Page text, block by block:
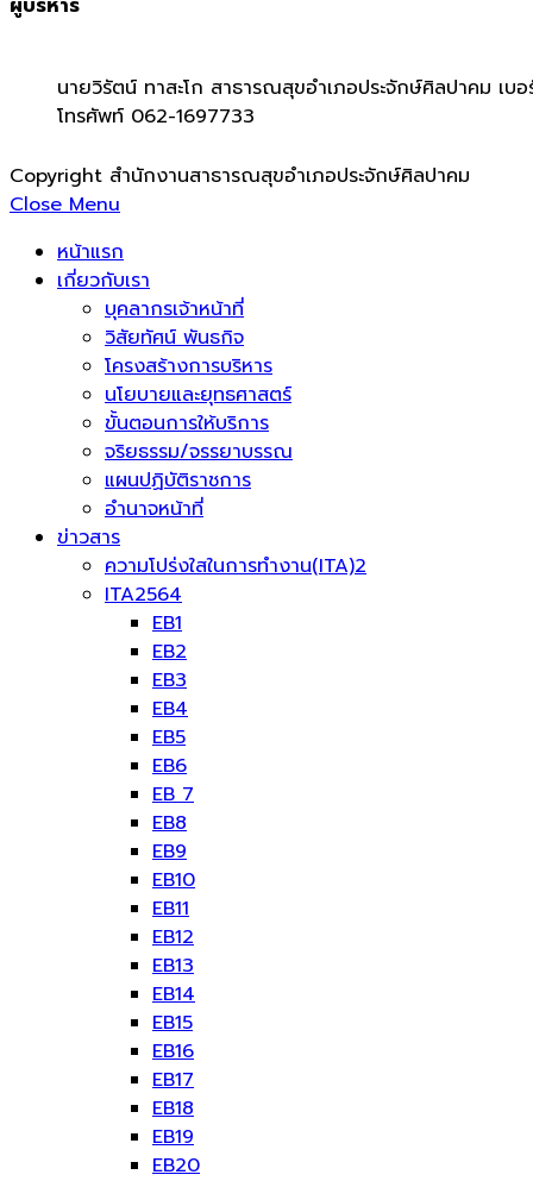
ผู้บริหาร
นายวิรัตน์ ทาสะโก สาธารณสุขอำเภอประจักษ์ศิลปาคม เบอ
โทรศัพท์ 062-1697733
Copyright สำนักงานสาธารณสุขอำเภอประจักษ์ศิลปาคม
Close Menu
หน้าแรก
เกี่ยวกับเรา
บุคลากรเจ้าหน้าที่
วิสัยทัศน์ พันธกิจ
โครงสร้างการบริหาร
นโยบายและยุทธศาสตร์
ขั้นตอนการให้บริการ
จริยธรรม/จรรยาบรรณ
แผนปฏิบัติราชการ
อำนาจหน้าที่
ข่าวสาร
ความโปร่งใสในการทำงาน(ITA)2
ITA2564
EB1
EB2
EB3
EB4
EB5
EB6
EB 7
EB8
EB9
EB10
EB11
EB12
EB13
EB14
EB15
EB16
EB17
EB18
EB19
EB20